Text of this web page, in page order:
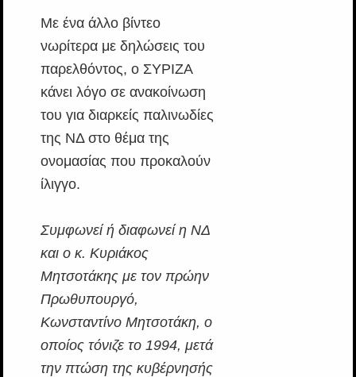
Με ένα άλλο βίντεο
νωρίτερα με δηλώσεις του
παρελθόντος, ο ΣΥΡΙΖΑ
κάνει λόγο σε ανακοίνωση
του για διαρκείς παλινωδίες
της ΝΔ στο θέμα της
ονομασίας που προκαλούν
ίλιγγο.
Συμφωνεί ή διαφωνεί η ΝΔ
και ο κ. Κυριάκος
Μητσοτάκης με τον πρώην
Πρωθυπουργό,
Κωνσταντίνο Μητσοτάκη, ο
οποίος τόνιζε το 1994, μετά
την πτώση της κυβέρνησής